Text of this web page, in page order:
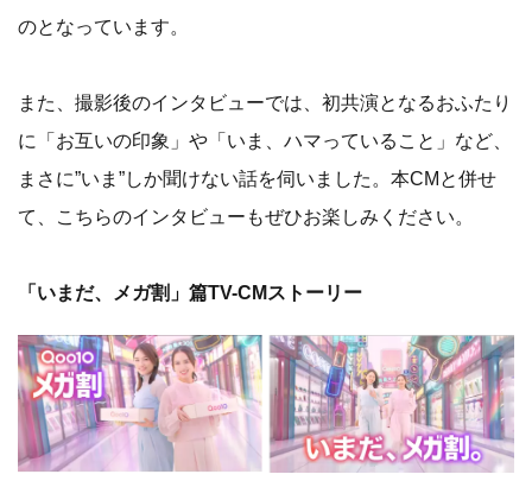
のとなっています。
また、撮影後のインタビューでは、初共演となるおふたり
に「お互いの印象」や「いま、ハマっていること」など、
まさに”いま”しか聞けない話を伺いました。本CMと併せ
て、こちらのインタビューもぜひお楽しみください。
「いまだ、メガ割」篇TV-CMストーリー